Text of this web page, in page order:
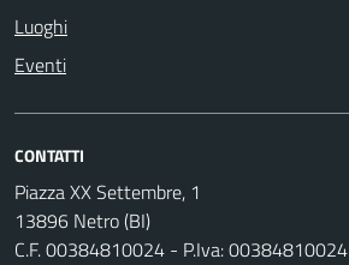
Luoghi
Eventi
CONTATTI
Piazza XX Settembre, 1
13896 Netro (BI)
C.F. 00384810024 - P.Iva: 00384810024